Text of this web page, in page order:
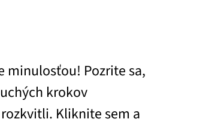
minulosťou! Pozrite sa,
krokov
Kliknite sem a